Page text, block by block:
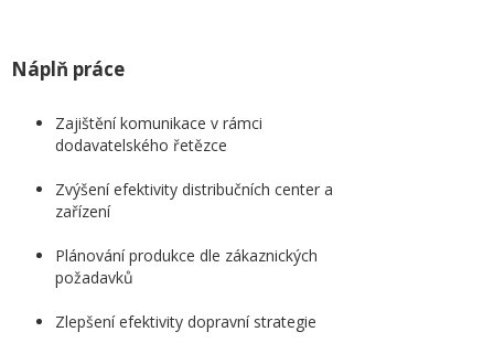
Náplň práce
Zajištění komunikace v rámci
dodavatelského řetězce
Zvýšení efektivity distribučních center a
zařízení
Plánování produkce dle zákaznických
požadavků
Zlepšení efektivity dopravní strategie